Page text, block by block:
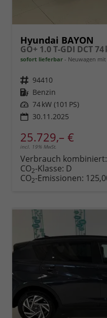
Hyundai BAYON
sofort lieferbar Neuwagen mit
Fahrzeugnr. 94410
Kraftstoff Benzin
Leistung 74 kW (101 PS)
30.11.2025
25.729,– €
incl. 19% MwSt.
Verbrauch kombiniert:
CO2-Klasse: D
CO2-Emissionen: